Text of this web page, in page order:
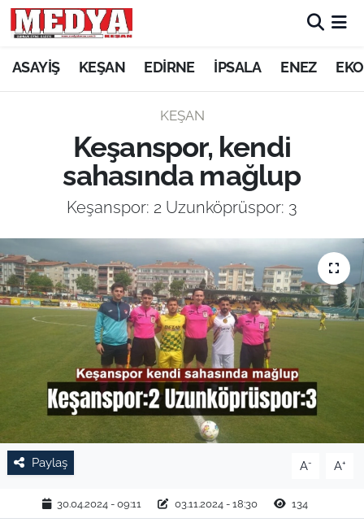
ASAYİŞ KEŞAN EDİRNE İPSALA ENEZ
KEŞAN
Keşanspor, kendi
sahasında mağlup
Keşanspor: 2 Uzunköprüspor: 3
Paylaş A- A+
30.04.2024 - 09:11 03.11.2024 - 18:30 134
KEŞAN
ASAYİŞ
SİYASET
EKONOMİ
SAĞLIK
TARIM VE HAYVANCILIK
KÜLTÜR SANAT
RESMİ İLAN
SPOR